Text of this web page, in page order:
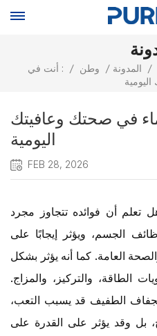
أنت في : / وطن / المدونة /
اليومية
في صحتك وعافيتك
اليومية
FEB 28, 2026
تعلم أن فوائده تتجاوز مجرد
الجسم، ويؤثر إيجابًا على
العامة. كما أنه يؤثر بشكل
الطاقة، والتركيز، والمزاج.
الطفيف قد يسبب التعب،
بل وقد يؤثر على القدرة على